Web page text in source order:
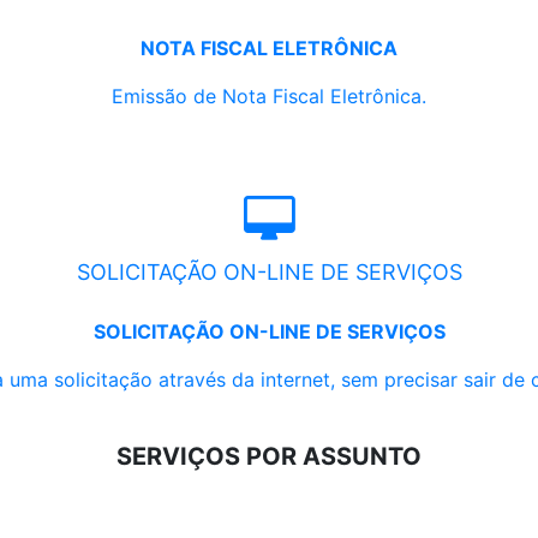
NOTA FISCAL ELETRÔNICA
Emissão de Nota Fiscal Eletrônica.
SOLICITAÇÃO ON-LINE DE SERVIÇOS
SOLICITAÇÃO ON-LINE DE SERVIÇOS
uma solicitação através da internet, sem precisar sair de
SERVIÇOS POR ASSUNTO